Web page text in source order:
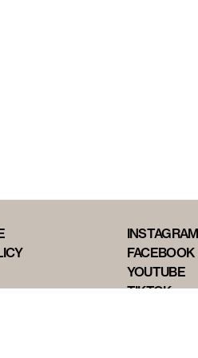
INSTAGRAM
FACEBOOK
YOUTUBE
TIKTOK